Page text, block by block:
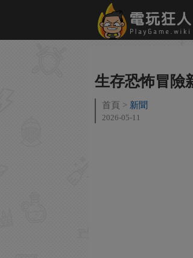
生存恐怖冒險
首頁 新聞
2026-05-11